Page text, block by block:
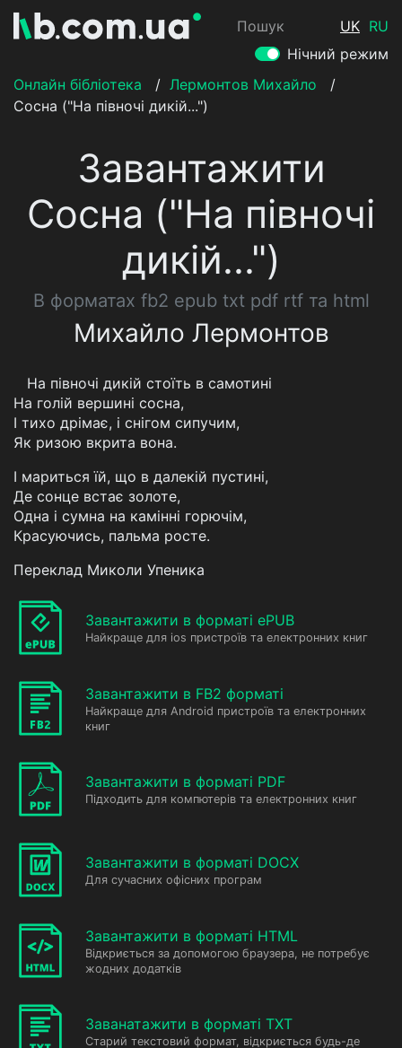
Пошук UK RU
Нічний режим
Онлайн бібліотека
/ Лермонтов Михайло
/
Сосна ("На півночі дикій...")
Завантажити
Сосна ("На півночі
дикій...")
В форматах fb2 epub txt pdf rtf та html
Михайло Лермонтов
На півночі дикій стоїть в самотині
На голій вершині сосна,
І тихо дрімає, і снігом сипучим,
Як ризою вкрита вона.
І мариться їй, що в далекій пустині,
Де сонце встає золоте,
Одна і сумна на камінні горючім,
Красуючись, пальма росте.
Переклад Миколи Упеника
Завантажити в форматі ePUB
Найкраще для ios пристроїв та електронних книг
Завантажити в FB2 форматі
Найкраще для Android пристроїв та електронних
книг
Завантажити в форматі PDF
Підходить для компютерів та електронних книг
Завантажити в форматі DOCX
Для сучасних офісних програм
Завантажити в форматі HTML
Відкриється за допомогою браузера, не потребує
жодних додатків
Заванатажити в форматі TXT
Старий текстовий формат, відкриється будь-де